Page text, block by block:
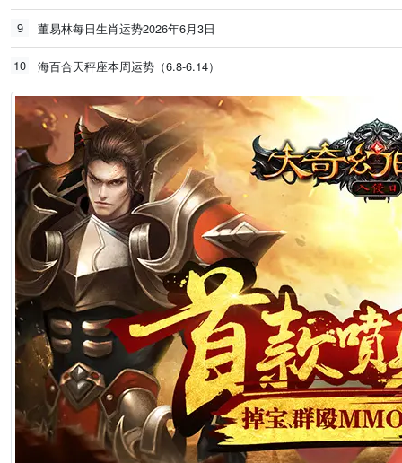
9 董易林每日生肖运势2026年6月3日
10 海百合天秤座本周运势（6.8-6.14）